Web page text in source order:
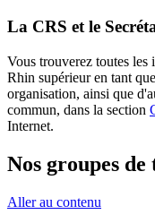
La CRS et le
Vous trouverez toutes
Rhin supérieur en tant
organisation, ainsi que
commun, dans la section
Internet.
Nos groupes
Aller au contenu